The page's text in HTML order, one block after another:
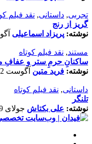
تجربی, داستانی, نقد فیلم
گریز از رنج
نوشته: پریزاد اسماعیلی
مستند, نقد فیلم کوتاه
ساکنانِ حرمِ ستر و عفافِ
نوشته: فرید متین آگوست 2, 2025
داستانی, نقد فیلم کوتاه
تلنگر
نوشته: علی بکتاش جولای 29, 2025